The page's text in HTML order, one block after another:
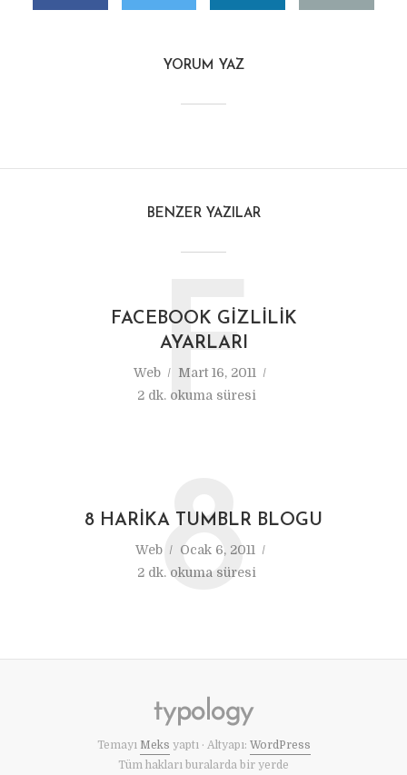
YORUM YAZ
BENZER YAZILAR
FACEBOOK GIZLILIK
AYARLARI
Web
Mart 16, 2011
2 dk. okuma süresi
F
8 HARIKA TUMBLR BLOGU
Web
Ocak 6, 2011
2 dk. okuma süresi
8
Temayı Meks yaptı · Altyapı: WordPress
Tüm hakları buralarda bir yerde